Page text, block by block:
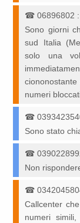
☎06896802 :
Sono giorni
sud Italia
solo una
numeri
☎
Sono stato
☎
Non
☎
Callcenter
numeri